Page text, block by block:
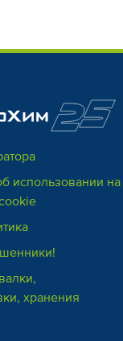
использовании на
хранения